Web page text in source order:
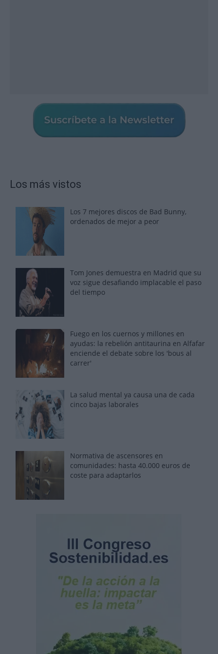
Los más vistos
Los 7 mejores discos de Bad Bunny,
ordenados de mejor a peor
Tom Jones demuestra en Madrid que su
voz sigue desafiando implacable el paso
del tiempo
Fuego en los cuernos y millones en
ayudas: la rebelión antitaurina en Alfafar
enciende el debate sobre los 'bous al
carrer'
La salud mental ya causa una de cada
cinco bajas laborales
Normativa de ascensores en
comunidades: hasta 40.000 euros de
coste para adaptarlos